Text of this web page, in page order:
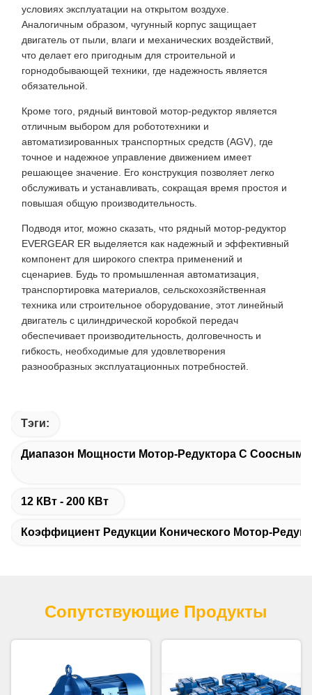
условиях эксплуатации на открытом воздухе.
Аналогичным образом, чугунный корпус защищает
двигатель от пыли, влаги и механических воздействий,
что делает его пригодным для строительной и
горнодобывающей техники, где надежность является
обязательной.
Кроме того, рядный винтовой мотор-редуктор является
отличным выбором для робототехники и
автоматизированных транспортных средств (AGV), где
точное и надежное управление движением имеет
решающее значение. Его конструкция позволяет легко
обслуживать и устанавливать, сокращая время простоя и
повышая общую производительность.
Подводя итог, можно сказать, что рядный мотор-редуктор
EVERGEAR ER выделяется как надежный и эффективный
компонент для широкого спектра применений и
сценариев. Будь то промышленная автоматизация,
транспортировка материалов, сельскохозяйственная
техника или строительное оборудование, этот линейный
двигатель с цилиндрической коробкой передач
обеспечивает производительность, долговечность и
гибкость, необходимые для удовлетворения
разнообразных эксплуатационных потребностей.
Тэги:
Диапазон Мощности Мотор-Редуктора С Соосным
12 КВт - 200 КВт
Коэффициент Редукции Конического Мотор-
Сопутствующие Продукты